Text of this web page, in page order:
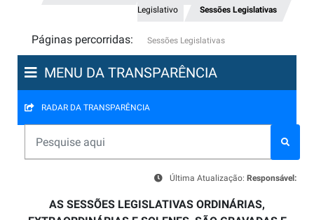
Legislativo
Sessões Legislativas
Páginas percorridas: Sessões Legislativas
MENU DA TRANSPARÊNCIA
RADAR DA TRANSPARÊNCIA
Última Atualização: Responsável:
AS SESSÕES LEGISLATIVAS ORDINÁRIAS,